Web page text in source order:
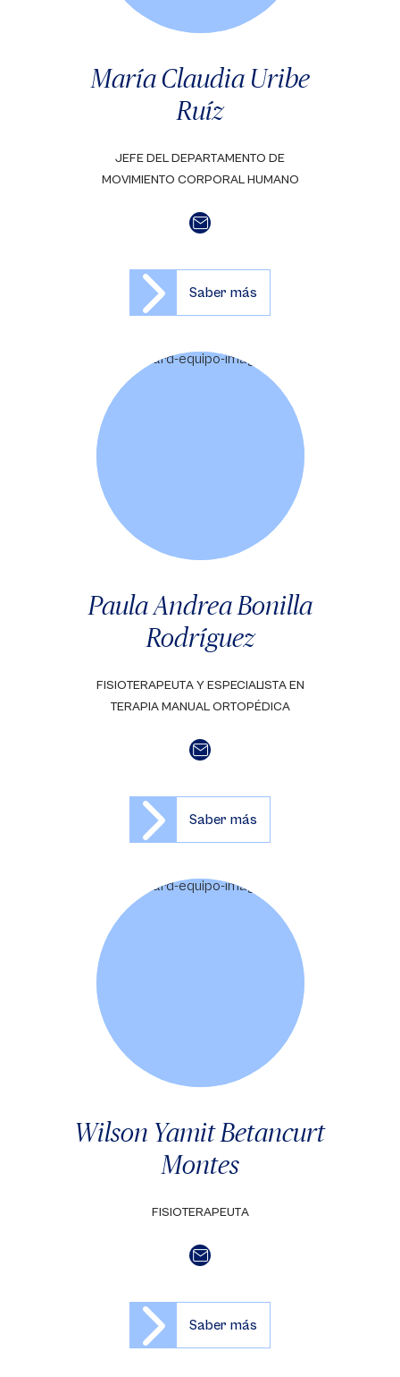
María Claudia Uribe
Ruíz
JEFE DEL DEPARTAMENTO DE
MOVIMIENTO CORPORAL HUMANO
Saber más
Paula Andrea Bonilla
Rodríguez
FISIOTERAPEUTA Y ESPECIALISTA EN
TERAPIA MANUAL ORTOPÉDICA
Saber más
Wilson Yamit Betancurt
Montes
FISIOTERAPEUTA
Saber más